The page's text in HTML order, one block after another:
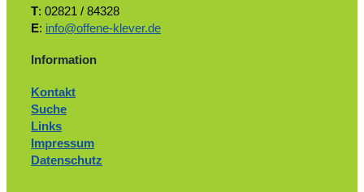
T: 02821 / 84328
E: info@offene-klever.de
Information
Kontakt
Suche
Links
Impressum
Datenschutz